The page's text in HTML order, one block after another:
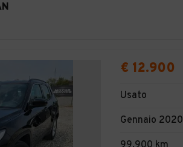
€ 12.900
Usato
Gennaio 2020